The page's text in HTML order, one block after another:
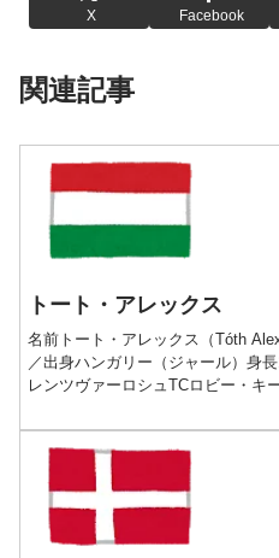
X Facebook
関連記事
トート・アレックス
名前トート・アレックス（Tóth
／出身ハンガリー（ジャール）身
レンツヴァーロシュTCロビー・キ